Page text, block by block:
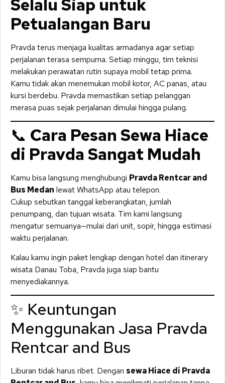
Selalu Siap untuk
Petualangan Baru
Pravda terus menjaga kualitas armadanya agar setiap
perjalanan terasa sempurna. Setiap minggu, tim teknisi
melakukan perawatan rutin supaya mobil tetap prima.
Kamu tidak akan menemukan mobil kotor, AC panas, atau
kursi berdebu. Pravda memastikan setiap pelanggan
merasa puas sejak perjalanan dimulai hingga pulang.
📞 Cara Pesan Sewa Hiace
di Pravda Sangat Mudah
Kamu bisa langsung menghubungi Pravda Rentcar and
Bus Medan lewat WhatsApp atau telepon.
Cukup sebutkan tanggal keberangkatan, jumlah
penumpang, dan tujuan wisata. Tim kami langsung
mengatur semuanya—mulai dari unit, sopir, hingga estimasi
waktu perjalanan.
Kalau kamu ingin paket lengkap dengan hotel dan itinerary
wisata Danau Toba, Pravda juga siap bantu
menyediakannya.
✨ Keuntungan
Menggunakan Jasa Pravda
Rentcar and Bus
Liburan tidak harus ribet. Dengan sewa Hiace di Pravda